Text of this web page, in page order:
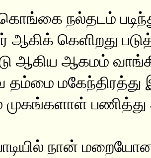
கொங்கை நல்தடம்
ஆகிக் கெளிறது
ஆகிய ஆகமம்
மகேந்திரத்து
முகங்களாள் பணித்து
நான்